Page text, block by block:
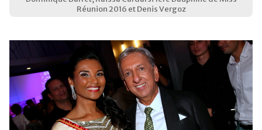
Réunion 2016 et Denis Vergoz